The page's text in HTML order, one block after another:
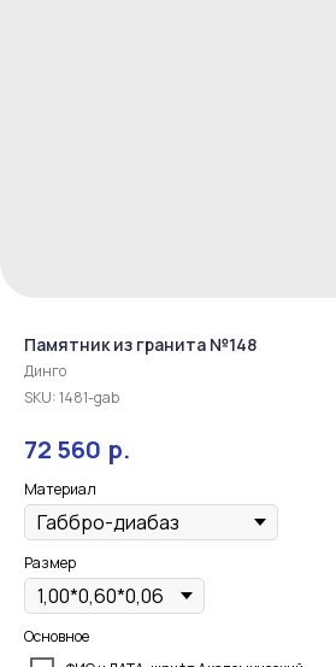
Памятник из гранита №148
Динго
SKU:1481-gab
72 560 р.
Материал
Размер
Основное